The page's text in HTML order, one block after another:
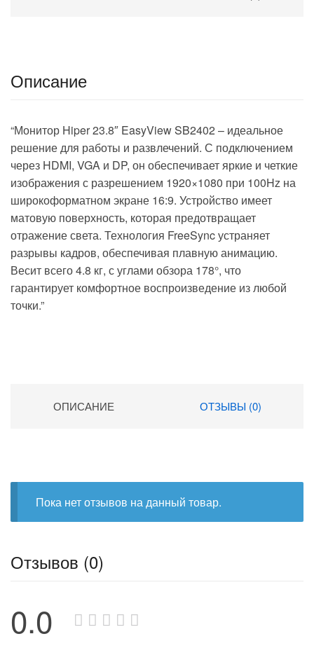
Описание
“Монитор Hiper 23.8″ EasyView SB2402 – идеальное
решение для работы и развлечений. С подключением
через HDMI, VGA и DP, он обеспечивает яркие и четкие
изображения с разрешением 1920×1080 при 100Hz на
широкоформатном экране 16:9. Устройство имеет
матовую поверхность, которая предотвращает
отражение света. Технология FreeSync устраняет
разрывы кадров, обеспечивая плавную анимацию.
Весит всего 4.8 кг, с углами обзора 178°, что
гарантирует комфортное воспроизведение из любой
точки.”
ОПИСАНИЕ ОТЗЫВЫ (0)
Пока нет отзывов на данный товар.
Отзывов (0)
0.0